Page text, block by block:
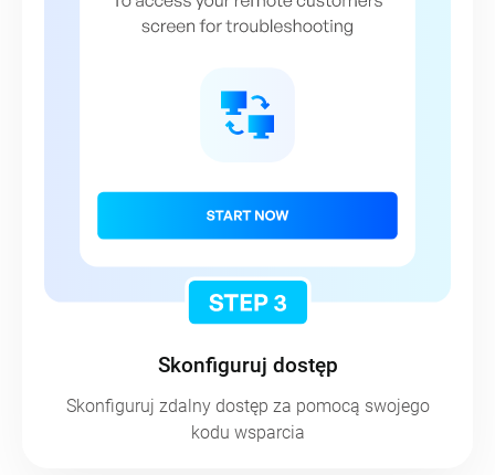
Krok 3
Skonfiguruj dostęp
Skonfiguruj zdalny dostęp za pomocą swojego
kodu wsparcia